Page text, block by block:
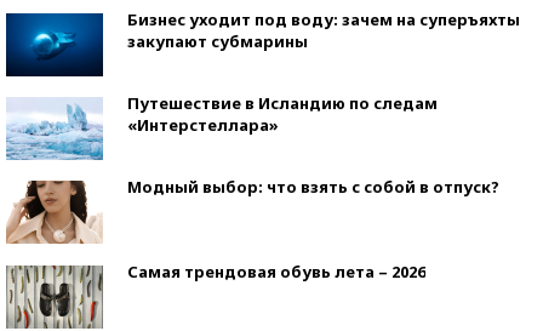
Бизнес уходит под воду: зачем на суперъяхты
закупают субмарины
Путешествие в Исландию по следам
«Интерстеллара»
Модный выбор: что взять с собой в отпуск?
Самая трендовая обувь лета – 2026